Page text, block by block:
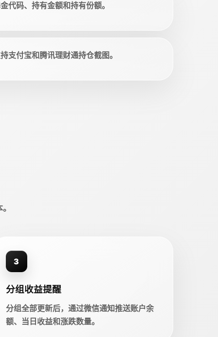
代码、持有金额和持有份额。
支付宝和腾讯理财通持仓截图。
3
分组收益提醒
分组全部更新后，通过微信通知推送账户余
额、当日收益和涨跌数量。